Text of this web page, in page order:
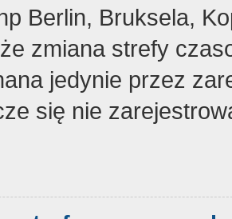
Berlin, Bruksela,
zmiana strefy
jedynie przez
się nie